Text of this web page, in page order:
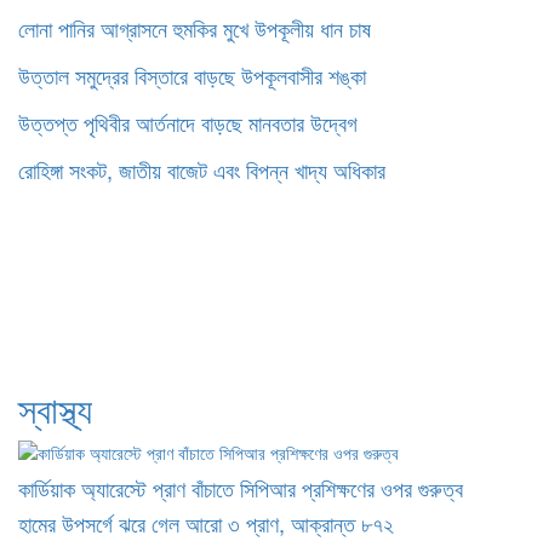
লোনা পানির আগ্রাসনে হুমকির মুখে উপকূলীয় ধান চাষ
উত্তাল সমুদ্রের বিস্তারে বাড়ছে উপকূলবাসীর শঙ্কা
উত্তপ্ত পৃথিবীর আর্তনাদে বাড়ছে মানবতার উদ্বেগ
রোহিঙ্গা সংকট, জাতীয় বাজেট এবং বিপন্ন খাদ্য অধিকার
স্বাস্থ্য
কার্ডিয়াক অ্যারেস্টে প্রাণ বাঁচাতে সিপিআর প্রশিক্ষণের ওপর গুরুত্ব
হামের উপসর্গে ঝরে গেল আরো ৩ প্রাণ, আক্রান্ত ৮৭২